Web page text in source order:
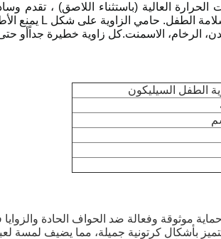
الرخام، الاسمنت.كل زاوية خطيرة جداًأو
الطفل السيليكون
حماية موثوقة وفعالة ضد الحواف الحادة
بأشكال كرتونية جميلة، مما يضيف لمسة